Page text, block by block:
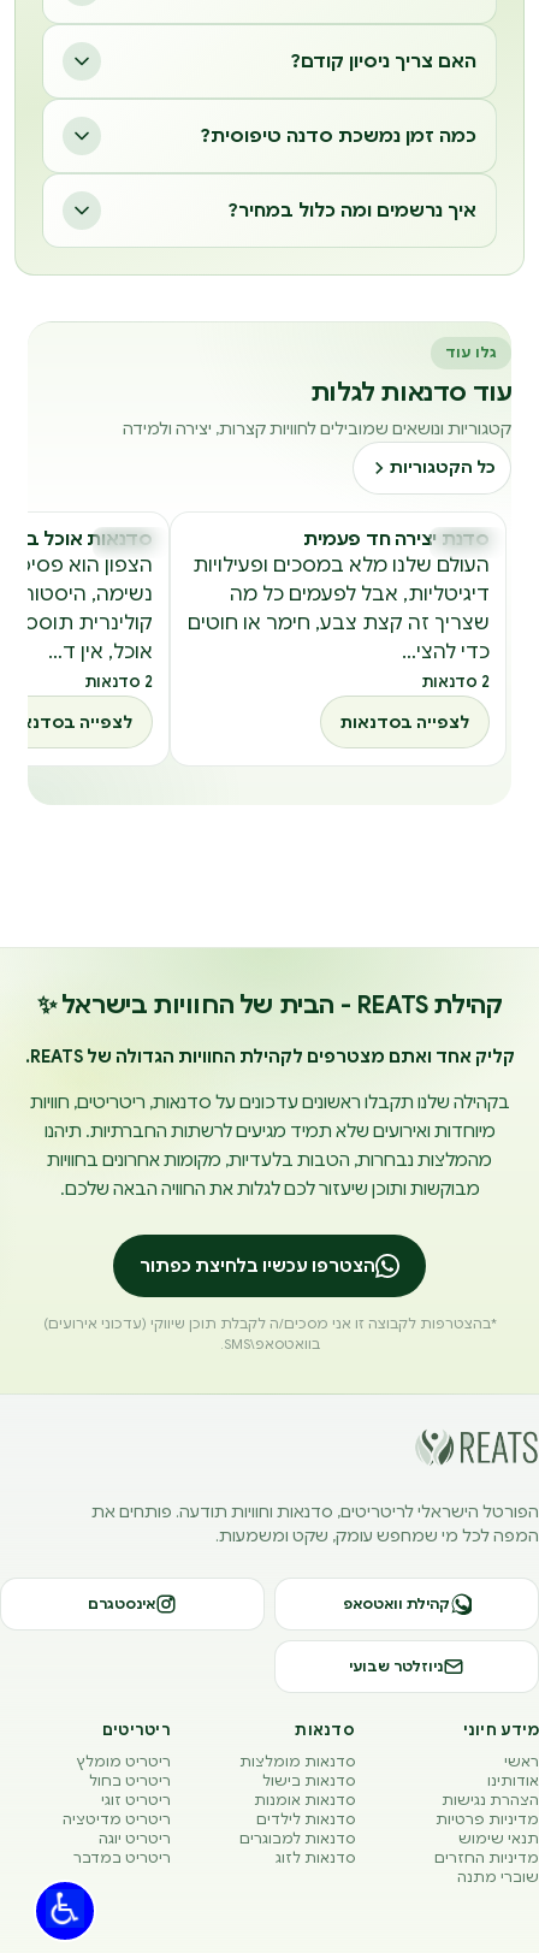
האם צריך ניסיון קודם?
כמה זמן נמשכת סדנה טיפוסית?
איך נרשמים ומה כלול במחיר?
גלו עוד
עוד סדנאות לגלות
קטגוריות ונושאים שמובילים לחוויות קצרות, יצירה ולמידה
כל הקטגוריות
ס
סדנאות
סדנת יצירה חד פעמית
העולם שלנו מלא במסכים ופעילויות
דיגיטליות, אבל לפעמים כל מה
שצריך זה קצת צבע, חימר או חוטים
כדי להצי…
2 סדנאות
לצפייה בסדנאות
ס
סדנאות
סדנאות אוכל
הצפון הוא פסיפס
נשימה,
קולינרית
אוכל, אין ד…
2 סדנאות
לצפייה בסדנאות
קהילת REATS - הבית של החוויות בישראל ✨
קליק אחד ואתם מצטרפים לקהילת החוויות הגדולה של REATS.
בקהילה שלנו תקבלו ראשונים עדכונים על סדנאות, ריטריטים, חוויות
מיוחדות ואירועים שלא תמיד מגיעים לרשתות החברתיות. תיהנו
מהמלצות נבחרות, הטבות בלעדיות, מקומות אחרונים בחוויות
מבוקשות ותוכן שיעזור לכם לגלות את החוויה הבאה שלכם.
הצטרפו עכשיו בלחיצת כפתור
*בהצטרפות לקבוצה זו אני מסכים/ה לקבלת תוכן שיווקי (עדכוני אירועים)
בוואטסאפ\SMS.
הפורטל הישראלי לריטריטים, סדנאות וחוויות תודעה. פותחים את
המפה לכל מי שמחפש עומק, שקט ומשמעות.
קהילת וואטסאפ אינסטגרם
ניוזלטר שבועי
מידע חיוני
ראשי
אודותינו
הצהרת נגישות
מדיניות פרטיות
תנאי שימוש
מדיניות החזרים
שוברי מתנה
סדנאות
סדנאות מומלצות
סדנאות בישול
סדנאות אומנות
סדנאות לילדים
סדנאות למבוגרים
סדנאות לזוג
ריטריטים
ריטריט מומלץ
ריטריט בחול
ריטריט זוגי
ריטריט מדיטציה
ריטריט יוגה
ריטריט במדבר